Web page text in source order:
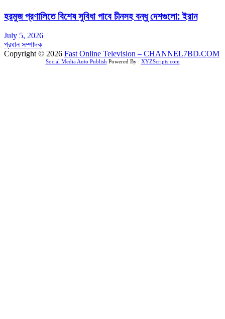
হরমুজ প্রণালিতে বিশেষ সুবিধা পাবে চীনসহ বন্ধু দেশগুলো: ইরান
July 5, 2026
প্রধান সম্পাদক
Copyright © 2026 Fast Online Television – CHANNEL7BD.COM
Social Media Auto Publish Powered By : XYZScripts.com